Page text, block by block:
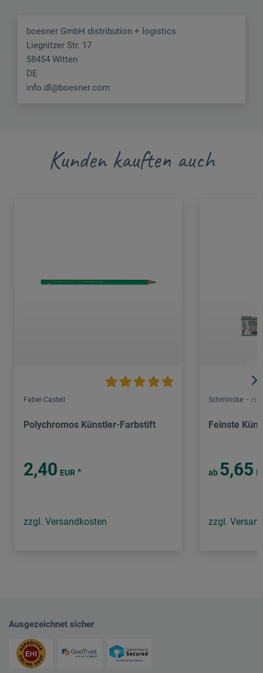
boesner GmbH distribution + logistics
Liegnitzer Str. 17
58454 Witten
DE
info.dl@boesner.com
Kunden kauften auch
Faber-Castell
Polychromos Künstler-Farbstift
2,40 EUR *
zzgl. Versandkosten
Schmincke –
Feinste
ab 5,65
zzgl.
Ausgezeichnet sicher